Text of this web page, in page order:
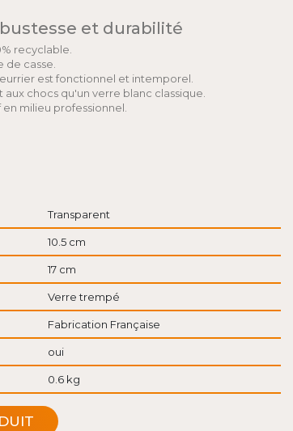
et durabilité
recyclable.
casse.
est fonctionnel et intemporel.
chocs qu'un verre blanc classique.
milieu professionnel.
Transparent
10.5 cm
17 cm
Verre trempé
Fabrication Française
oui
0.6 kg